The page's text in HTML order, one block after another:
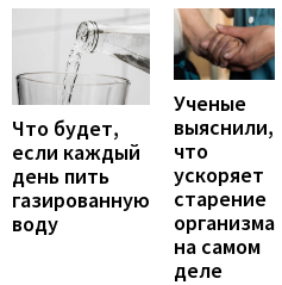
Что будет,
если каждый
день пить
газированную
воду
Ученые
выяснили,
что
ускоряет
старение
организма
на самом
деле